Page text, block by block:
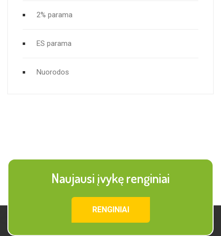
2% parama
ES parama
Nuorodos
Naujausi įvykę renginiai
RENGINIAI